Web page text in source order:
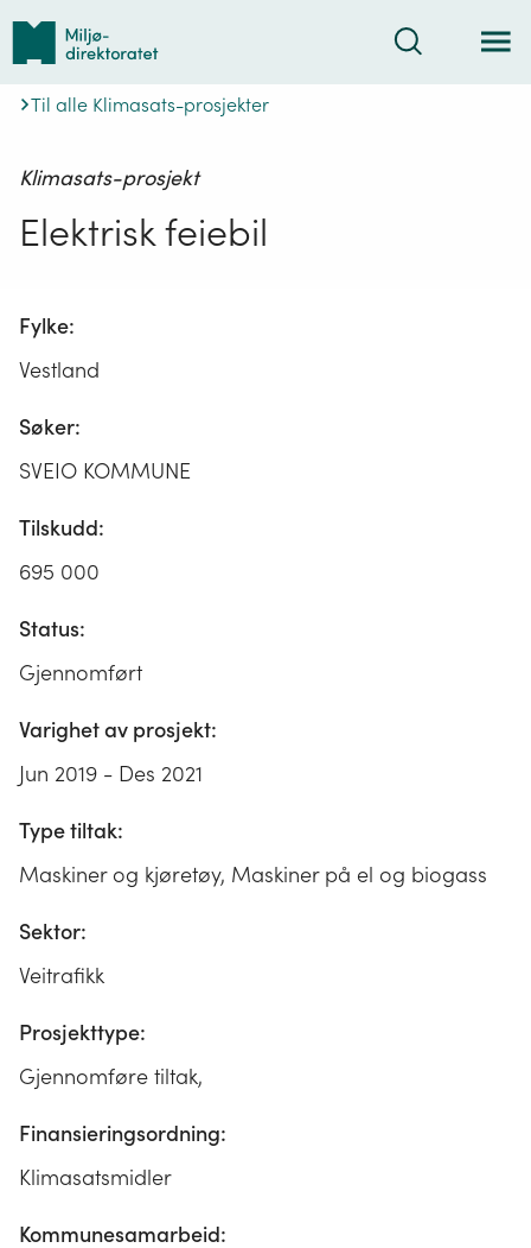
Tilbake
forsiden
Søk
Til alle Klimasats-prosjekter
Klimasats-prosjekt
Elektrisk feiebil
Fylke:
Vestland
Søker:
SVEIO KOMMUNE
Tilskudd:
695 000
Status:
Gjennomført
Varighet av prosjekt:
Jun 2019 - Des 2021
Type tiltak:
Maskiner og kjøretøy, Maskiner på el og biogass
Sektor:
Veitrafikk
Prosjekttype:
Gjennomføre tiltak,
Finansieringsordning:
Klimasatsmidler
Kommunesamarbeid: